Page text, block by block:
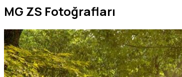
MG ZS Fotoğrafları